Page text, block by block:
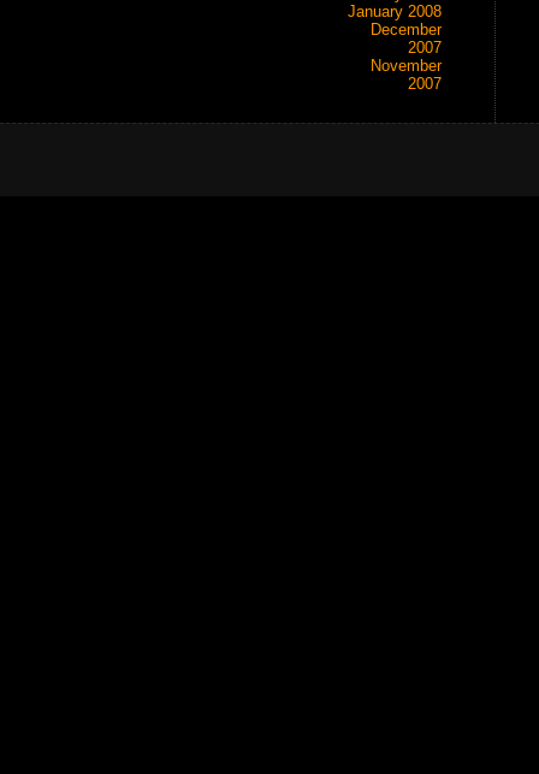
January 2008
December
2007
November
2007